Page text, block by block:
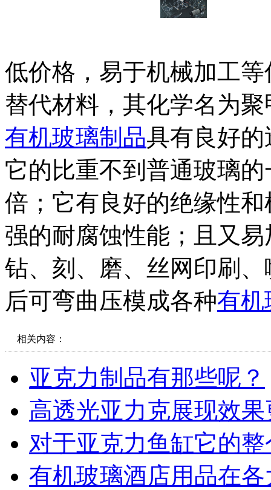
低价格，易于机械加工
替代材料，其化学名为
有机玻璃制品具有良好
它的比重不到普通玻璃
倍；它有良好的绝缘性
强的耐腐蚀性能；且又
钻、刻、磨、丝网印刷
后可弯曲压模成各种有机
相关内容：
亚克力制品有那些呢？
高透光亚力克展现效果
对于亚克力鱼缸它的
有机玻璃酒店用品在